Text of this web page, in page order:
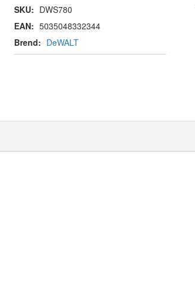
SKU: DWS780
EAN: 5035048332344
Brend: DeWALT